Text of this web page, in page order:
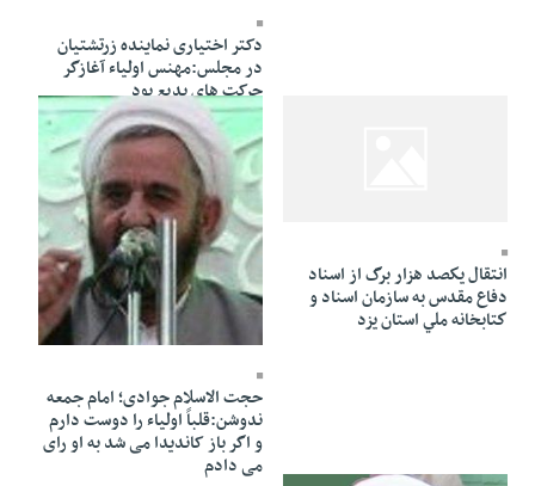
دکتر اختیاری نماینده زرتشتیان
در مجلس:مهنس اولیاء آغازگر
حرکت های بدیع بود
انتقال يكصد هزار برگ از اسناد
دفاع مقدس به سازمان اسناد و
كتابخانه ملي استان يزد
حجت الاسلام جوادی؛ امام جمعه
ندوشن:قلباً اولیاء را دوست دارم
و اگر باز کاندیدا می شد به او رای
می دادم